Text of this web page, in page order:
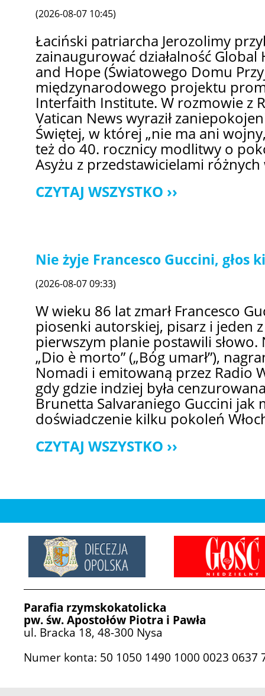
(2026-08-07 10:45)
Łaciński patriarcha Jerozolimy
zainaugurować działalność
and Hope (Światowego Domu
międzynarodowego projektu
Interfaith Institute. W rozmowie z
Vatican News wyraził
Świętej, w której „nie ma ani
też do 40. rocznicy modlitwy o
Asyżu z przedstawicielami
CZYTAJ WSZYSTKO
Nie żyje Francesco Guccini, głos
(2026-08-07 09:33)
W wieku 86 lat zmarł Francesco
piosenki autorskiej, pisarz i jeden
pierwszym planie postawili słowo.
„Dio è morto” („Bóg umarł”),
Nomadi i emitowaną przez Radio
gdy gdzie indziej była
Brunetta Salvaraniego Guccini jak
doświadczenie kilku pokoleń
CZYTAJ WSZYSTKO
Parafia rzymskokatolicka
pw. św. Apostołów Piotra i Pawła
ul. Bracka 18, 48-300 Nysa
Numer konta: 50 1050 1490 1000 0023 0637